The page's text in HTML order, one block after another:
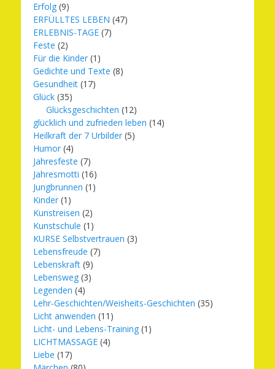
Erfolg (9)
ERFÜLLTES LEBEN (47)
ERLEBNIS-TAGE (7)
Feste (2)
Für die Kinder (1)
Gedichte und Texte (8)
Gesundheit (17)
Glück (35)
Glücksgeschichten (12)
glücklich und zufrieden leben (14)
Heilkraft der 7 Urbilder (5)
Humor (4)
Jahresfeste (7)
Jahresmotti (16)
Jungbrunnen (1)
Kinder (1)
Kunstreisen (2)
Kunstschule (1)
KURSE Selbstvertrauen (3)
Lebensfreude (7)
Lebenskraft (9)
Lebensweg (3)
Legenden (4)
Lehr-Geschichten/Weisheits-Geschichten (35)
Licht anwenden (11)
Licht- und Lebens-Training (1)
LICHTMASSAGE (4)
Liebe (17)